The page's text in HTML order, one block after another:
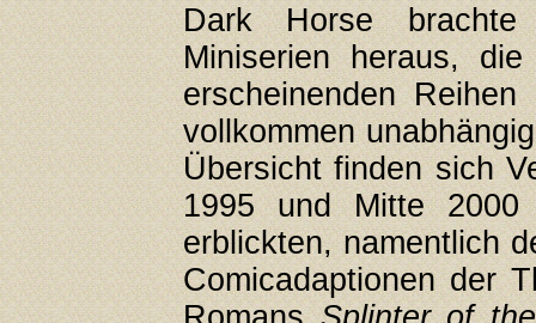
Dark Horse
Miniserien heraus,
erscheinenden
vollkommen
Übersicht finden sich
1995 und Mitte
erblickten, namentlich
Comicadaptionen der